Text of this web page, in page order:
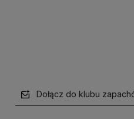
Dołącz do klubu